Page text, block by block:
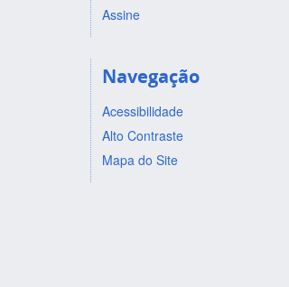
Assine
Navegação
Acessibilidade
Alto Contraste
Mapa do Site